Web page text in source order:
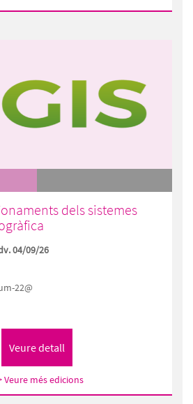
dels sistemes
04/09/26
22@
Veure més edicions